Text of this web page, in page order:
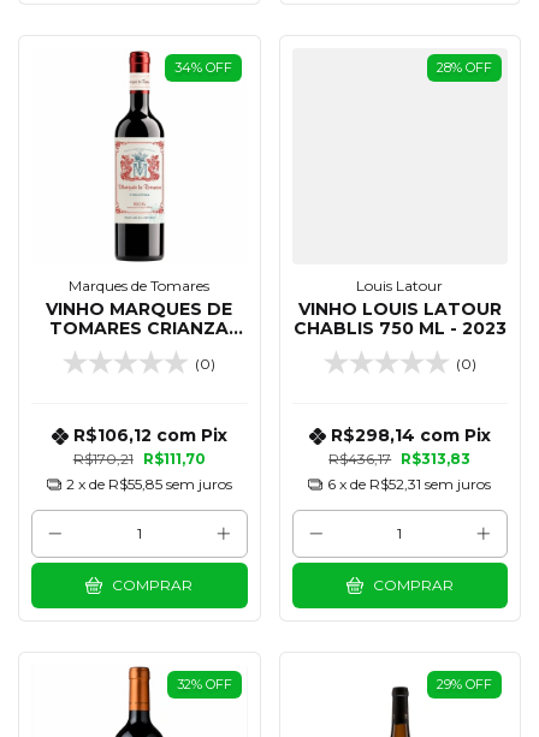
34% OFF
Marques de Tomares
VINHO MARQUES DE
TOMARES CRIANZA
RIOJA TINTO 750 ML
(0)
R$170,21 R$111,70
R$106,12 com Pix
2 x de R$55,85 sem juros
COMPRAR
28% OFF
Louis Latour
VINHO LOUIS LATOUR
CHABLIS 750 ML - 2023
(0)
R$436,17 R$313,83
R$298,14 com Pix
6 x de R$52,31 sem juros
COMPRAR
32% OFF 29% OFF